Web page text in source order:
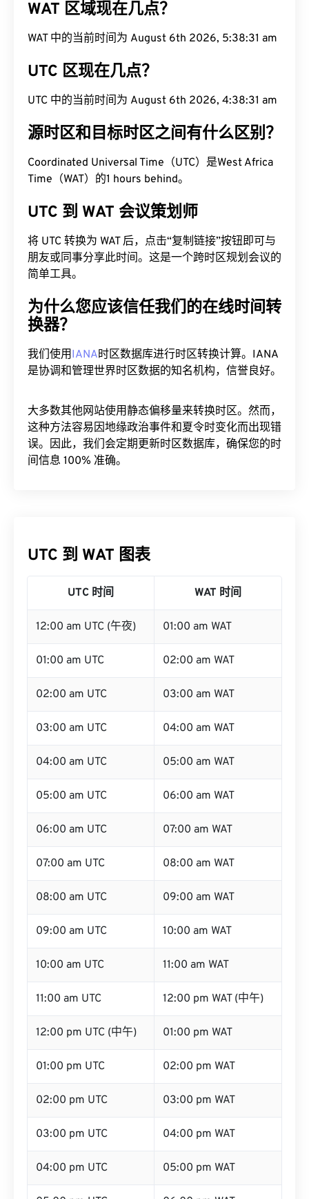
WAT 区域现在几点？
WAT 中的当前时间为 August 6th 2026, 5:38:32 am
UTC 区现在几点？
UTC 中的当前时间为 August 6th 2026, 4:38:32 am
源时区和目标时区之间有什么区别？
Coordinated Universal Time（UTC）是West Africa
Time（WAT）的1 hours behind。
UTC 到 WAT 会议策划师
将 UTC 转换为 WAT 后，点击“复制链接”按钮即可与
朋友或同事分享此时间。这是一个跨时区规划会议的
简单工具。
为什么您应该信任我们的在线时间转
换器？
我们使用IANA时区数据库进行时区转换计算。IANA
是协调和管理世界时区数据的知名机构，信誉良好。
大多数其他网站使用静态偏移量来转换时区。然而，
这种方法容易因地缘政治事件和夏令时变化而出现错
误。因此，我们会定期更新时区数据库，确保您的时
间信息 100% 准确。
UTC 到 WAT 图表
UTC 时间 WAT 时间
12:00 am UTC (午夜) 01:00 am WAT
01:00 am UTC 02:00 am WAT
02:00 am UTC 03:00 am WAT
03:00 am UTC 04:00 am WAT
04:00 am UTC 05:00 am WAT
05:00 am UTC 06:00 am WAT
06:00 am UTC 07:00 am WAT
07:00 am UTC 08:00 am WAT
08:00 am UTC 09:00 am WAT
09:00 am UTC 10:00 am WAT
10:00 am UTC 11:00 am WAT
11:00 am UTC 12:00 pm WAT (中午)
12:00 pm UTC (中午) 01:00 pm WAT
01:00 pm UTC 02:00 pm WAT
02:00 pm UTC 03:00 pm WAT
03:00 pm UTC 04:00 pm WAT
04:00 pm UTC 05:00 pm WAT